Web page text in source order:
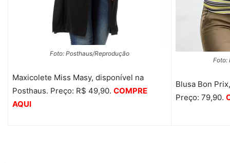
Foto: Posthaus/Reprodução
Maxicolete Miss Masy, disponível na
Posthaus. Preço: R$ 49,90. COMPRE
AQUI
Foto:
Blusa Bon
Preço: 79,90.